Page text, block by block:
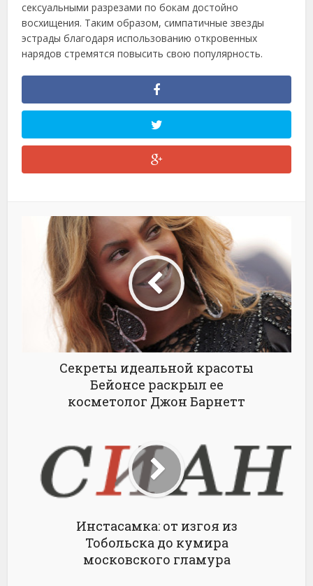
сексуальными разрезами по бокам достойно
восхищения. Таким образом, симпатичные звезды
эстрады благодаря использованию откровенных
нарядов стремятся повысить свою популярность.
Секреты идеальной красоты
Бейонсе раскрыл ее
косметолог Джон Барнетт
Инстасамка: от изгоя из
Тобольска до кумира
московского гламура